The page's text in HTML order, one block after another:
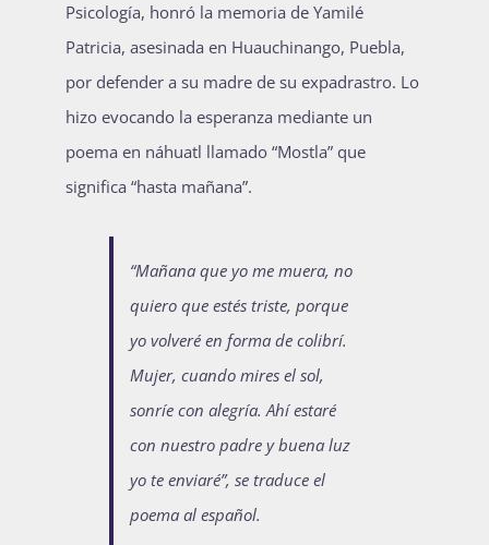
Psicología, honró la memoria de Yamilé
Patricia, asesinada en Huauchinango, Puebla,
por defender a su madre de su expadrastro. Lo
hizo evocando la esperanza mediante un
poema en náhuatl llamado “Mostla” que
significa “hasta mañana”.
“Mañana que yo me muera, no
quiero que estés triste, porque
yo volveré en forma de colibrí.
Mujer, cuando mires el sol,
sonríe con alegría. Ahí estaré
con nuestro padre y buena luz
yo te enviaré”, se traduce el
poema al español.